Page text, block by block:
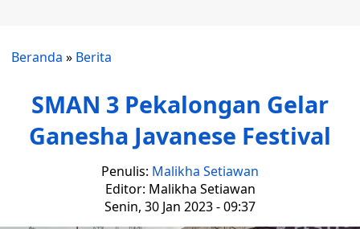
Beranda » Berita
SMAN 3 Pekalongan Gelar
Ganesha Javanese Festival
Penulis: Malikha Setiawan
Editor: Malikha Setiawan
Senin, 30 Jan 2023 - 09:37